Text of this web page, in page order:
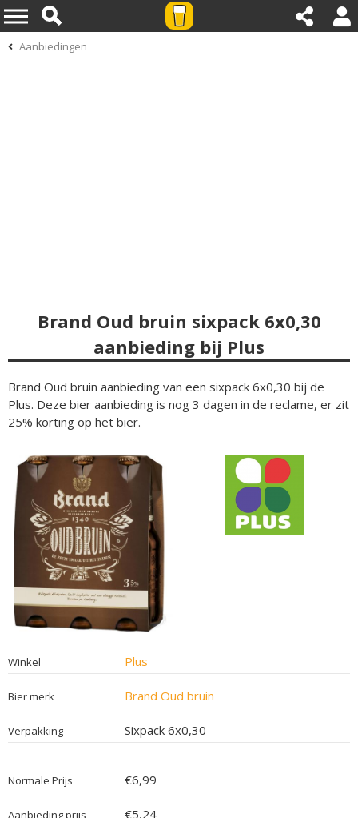
Aanbiedingen
Brand Oud bruin sixpack 6x0,30
aanbieding bij Plus
Brand Oud bruin aanbieding van een sixpack 6x0,30 bij de
Plus. Deze bier aanbieding is nog 3 dagen in de reclame, er zit
25% korting op het bier.
Winkel Plus
Bier merk Brand Oud bruin
Verpakking Sixpack 6x0,30
Normale Prijs €6,99
Aanbieding prijs €5,24